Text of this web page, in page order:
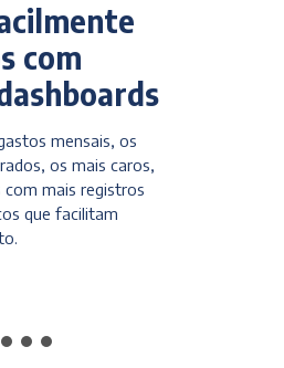
com
mensais, os
os mais caros,
mais registros
que facilitam